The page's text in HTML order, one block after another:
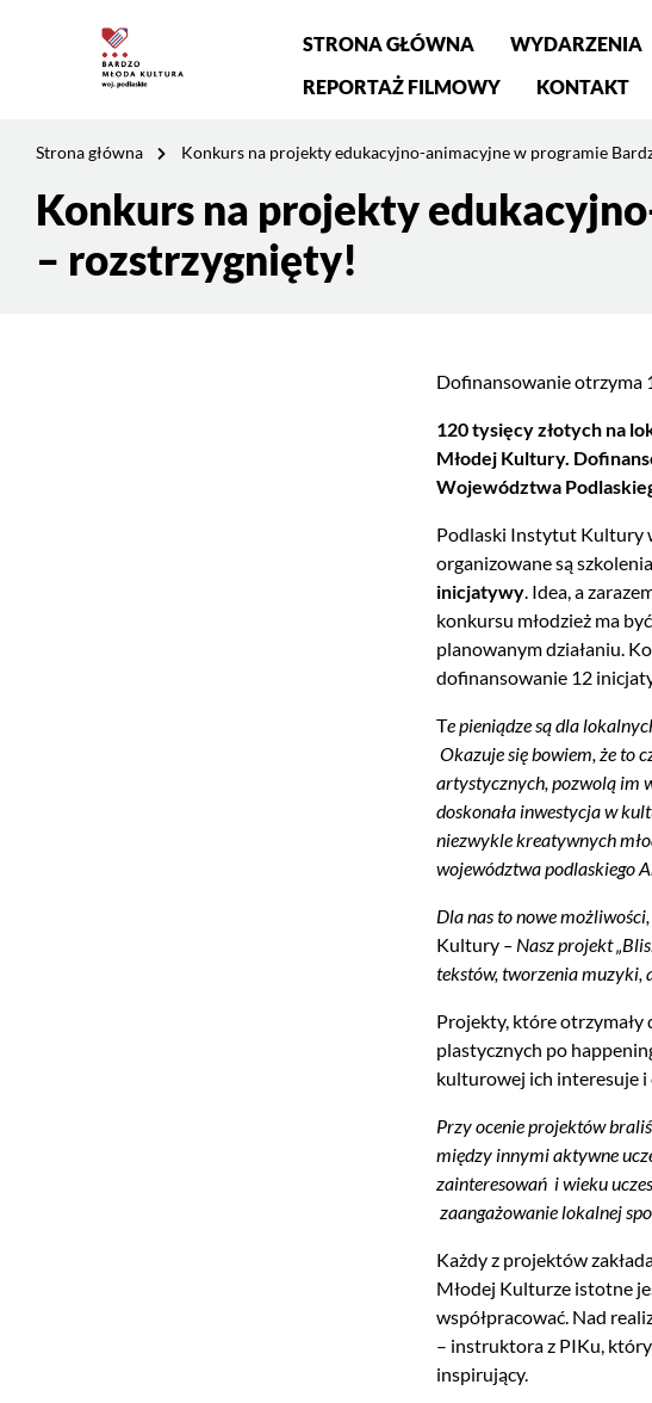
stronie:
Konkurs
projekty
główne
STRONA GŁÓWNA WYDARZENIA
REPORTAŻ FILMOWY
KONTAKT
Strona główna Konkurs na projekty edukacyjno-animacyjne w programie
Treść
stronyKonkurs na projekty
– rozstrzygnięty!
Dofinansowanie otrzyma
120 tysięcy złotych na
Młodej Kultury.
Województwa
Podlaski Instytut Kultury
organizowane są
inicjatywy. Idea, a
konkursu młodzież ma
planowanym działaniu.
dofinansowanie 12
Te pieniądze są dla
Okazuje się bowiem, że to
artystycznych, pozwolą im
doskonała inwestycja w
niezwykle kreatywnych
województwa podlaskiego
Dla nas to nowe
Kultury – Nasz projekt
tekstów, tworzenia muzyki,
Projekty, które
plastycznych po
kulturowej ich interesuje i
Przy ocenie projektów
między innymi aktywne
zainteresowań i wieku
zaangażowanie lokalnej
Każdy z projektów
Młodej Kulturze istotne
współpracować. Nad
– instruktora z PIKu,
inspirujący.